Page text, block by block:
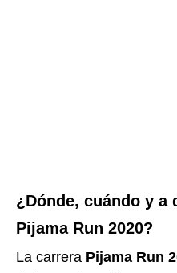
¿Dónde, cuándo y a
Pijama Run 2020?
La carrera Pijama Run